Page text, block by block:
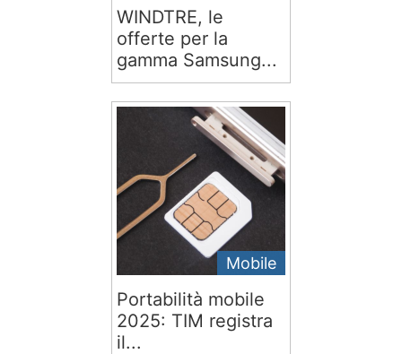
WINDTRE, le
offerte per la
gamma Samsung...
Mobile
Portabilità mobile
2025: TIM registra
il...